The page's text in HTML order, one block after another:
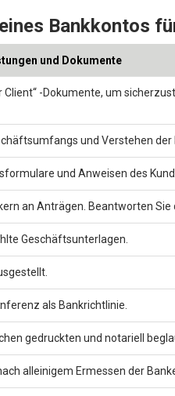
Bankkontos
und Dokumente
Client“ -Dokumente, um
und Verstehen der
und Anweisen des
an Anträgen. Beantworten Sie
Geschäftsunterlagen.
als Bankrichtlinie.
gedruckten und notariell
alleinigem Ermessen der